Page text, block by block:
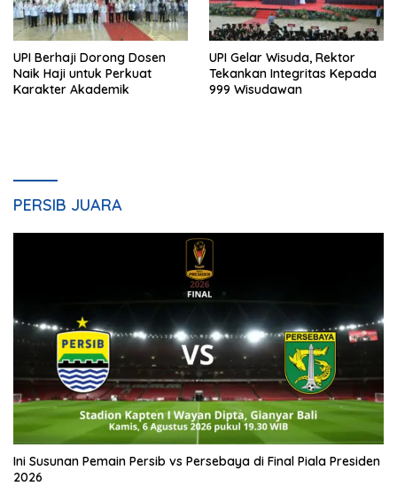
UPI Berhaji Dorong Dosen
Naik Haji untuk Perkuat
Karakter Akademik
UPI Gelar Wisuda, Rektor
Tekankan Integritas Kepada
999 Wisudawan
PERSIB JUARA
Ini Susunan Pemain Persib vs Persebaya di Final Piala Presiden
2026